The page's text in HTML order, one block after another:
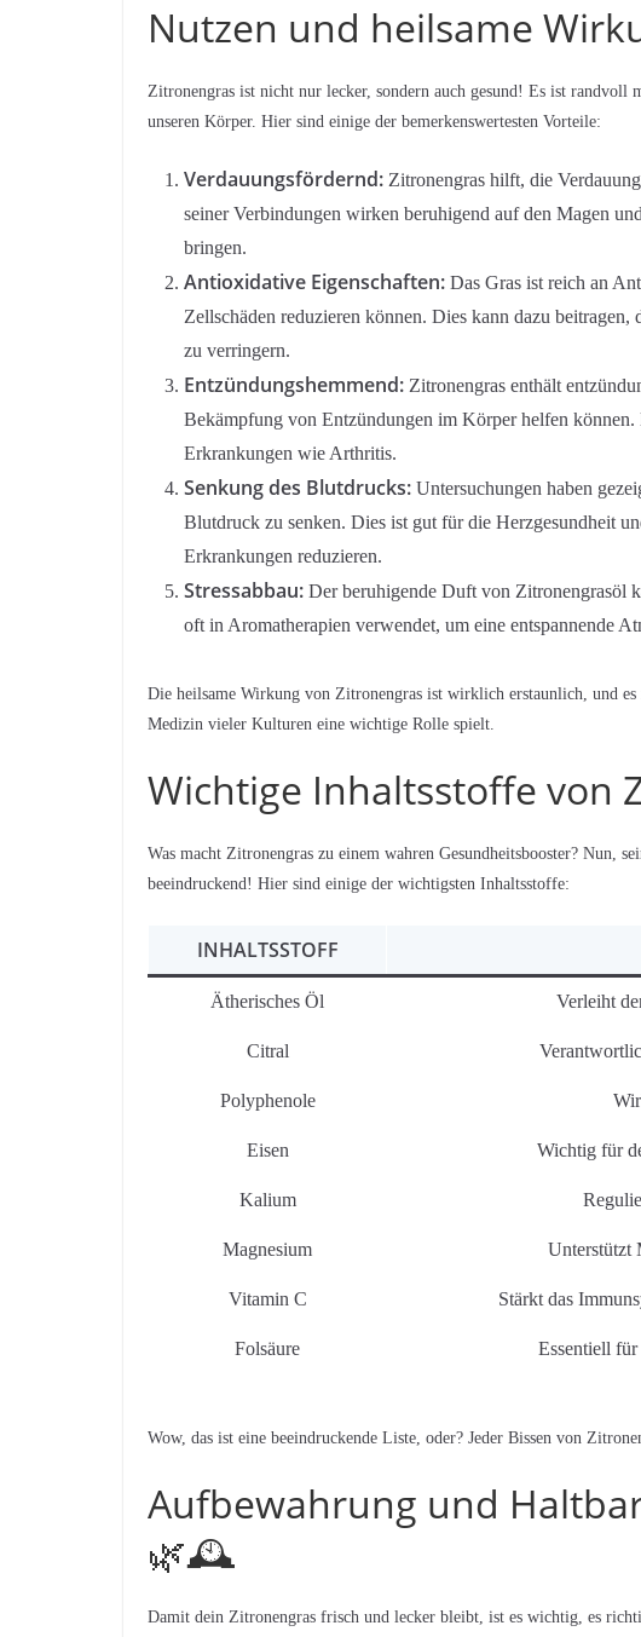
Nutzen und heilsame
Zitronengras ist nicht nur lecker, sondern auch gesund! Es ist
unseren Körper. Hier sind einige der bemerkenswertesten Vorteile:
Verdauungsfördernd: Zitronengras hilft, die
seiner Verbindungen wirken beruhigend auf den Magen
bringen.
Antioxidative Eigenschaften: Das Gras ist reich an
Zellschäden reduzieren können. Dies kann dazu
zu verringern.
Entzündungshemmend: Zitronengras enthält
Bekämpfung von Entzündungen im Körper helfen
Erkrankungen wie Arthritis.
Senkung des Blutdrucks: Untersuchungen haben
Blutdruck zu senken. Dies ist gut für die Herzgesundheit
Erkrankungen reduzieren.
Stressabbau: Der beruhigende Duft von Zitronengrasöl
oft in Aromatherapien verwendet, um eine entspannende
Die heilsame Wirkung von Zitronengras ist wirklich erstaunlich, und
Medizin vieler Kulturen eine wichtige Rolle spielt.
Wichtige Inhaltsstoffe von
Was macht Zitronengras zu einem wahren Gesundheitsbooster? Nun,
beeindruckend! Hier sind einige der wichtigsten Inhaltsstoffe:
INHALTSSTOFF
Ätherisches Öl Verleiht
Citral
Polyphenole
Eisen Wichtig für
Kalium
Magnesium Unterstützt
Vitamin C Stärkt das
Folsäure Essentiell
Wow, das ist eine beeindruckende Liste, oder? Jeder Bissen von
Aufbewahrung und
🌿🕰️
Damit dein Zitronengras frisch und lecker bleibt, ist es wichtig, es